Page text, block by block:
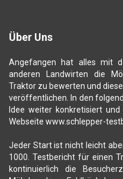
Über Uns
Angefangen hat alles mit
anderen Landwirten die
Traktor zu bewerten und
veröffentlichen. In den
Idee weiter konkretisiert
Webseite www.schlepper-
Jeder Start ist nicht leicht
1000. Testbericht für einen
kontinuierlich die